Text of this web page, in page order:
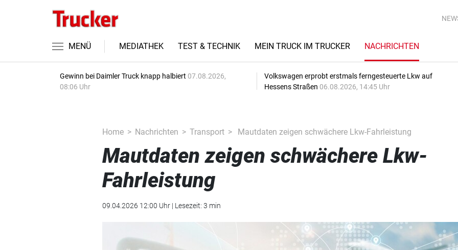
MENÜ MEDIATHEK TEST & TECHNIK MEIN TRUCK IM TRUCKER NACHRICHTEN
Gewinn bei Daimler Truck knapp halbiert 07.08.2026,
08:06 Uhr
Volkswagen erprobt erstmals ferngesteuerte Lkw auf
Hessens Straßen 06.08.2026, 14:45 Uhr
Home Nachrichten Transport Mautdaten zeigen schwächere Lkw-Fahrleistung
Mautdaten zeigen schwächere Lkw-
Fahrleistung
09.04.2026 12:00 Uhr | Lesezeit: 3 min